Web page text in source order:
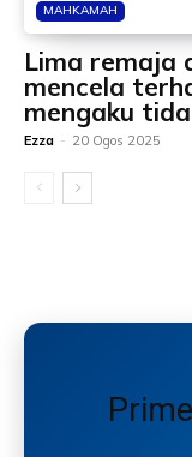
MAHKAMAH
Lima remaja
mencela
mengaku
Ezza - 20 Ogos 2025